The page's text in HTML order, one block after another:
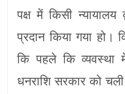
पक्ष में किसी न्यायालय
प्रदान किया गया हो।
कि पहले कि व्यवस्था
धनराशि सरकार को चली